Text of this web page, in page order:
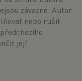
závazné. Autor
nebo rušit
její